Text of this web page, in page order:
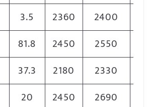
3.5 2360 2400
81.8 2450 2550
37.3 2180 2330
20 2450 2690